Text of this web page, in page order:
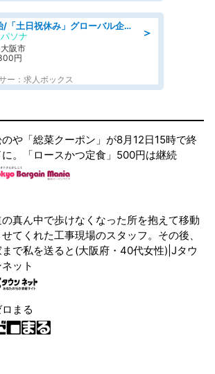
＞
09月開始/「土日祝休み」グローバル企業での産業保健のお仕事/保健師/高時給/残業なし/服装自由
ソナ
阪市
円
ー：求人ボックス
や「総菜クーポン」が8月12日15時で終
に。「ロースかつ定食」500円は継続
真ん中で歩けなくなった所を抱えて移動
せてくれた工事現場のスタッフ。その後、
で私を送ると(大阪府・40代女性)|Jタウ
ネット
ロまる